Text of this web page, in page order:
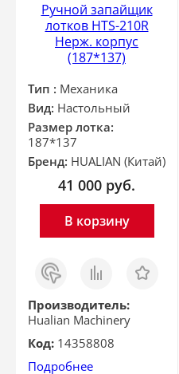
Ручной запайщик
лотков HTS-210R
Нерж. корпус
(187*137)
Тип : Механика
Вид: Настольный
Размер лотка:
187*137
Бренд: HUALIAN (Китай)
41 000 руб.
В корзину
Заказ
в 1
клик
Сравнить Отложить
Производитель:
Hualian Machinery
Код: 14358808
Подробнее